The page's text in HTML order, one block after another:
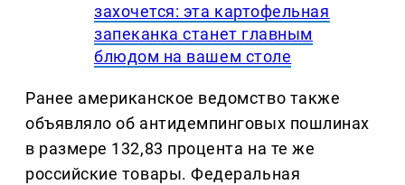
захочется: эта картофельная
запеканка станет главным
блюдом на вашем столе
Ранее американское ведомство также
объявляло об антидемпинговых пошлинах
в размере 132,83 процента на те же
российские товары. Федеральная